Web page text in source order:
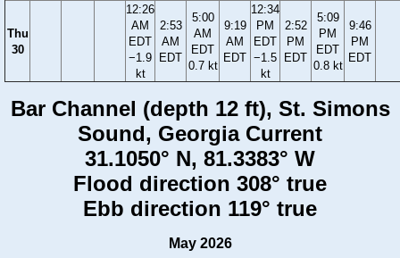
Thu
30
12:26
AM
EDT
−1.9
kt
2:53
AM
EDT
5:00
AM
EDT
0.7 kt
9:19
AM
EDT
12:34
PM
EDT
−1.5
kt
2:52
PM
EDT
5:09
PM
EDT
0.8 kt
9:46
PM
EDT
Bar Channel (depth 12 ft), St. Simons
Sound, Georgia Current
31.1050° N, 81.3383° W
Flood direction 308° true
Ebb direction 119° true
May 2026